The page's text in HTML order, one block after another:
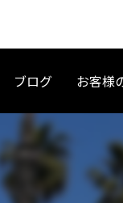
ブログ お客様
アメリカ